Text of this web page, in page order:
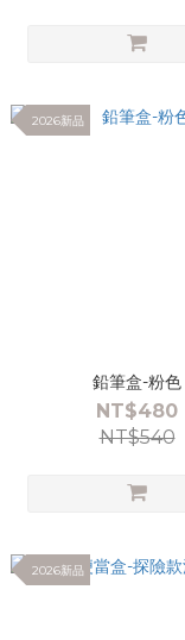
2026新品
鉛筆盒-粉色
NT$480
NT$540
2026新品